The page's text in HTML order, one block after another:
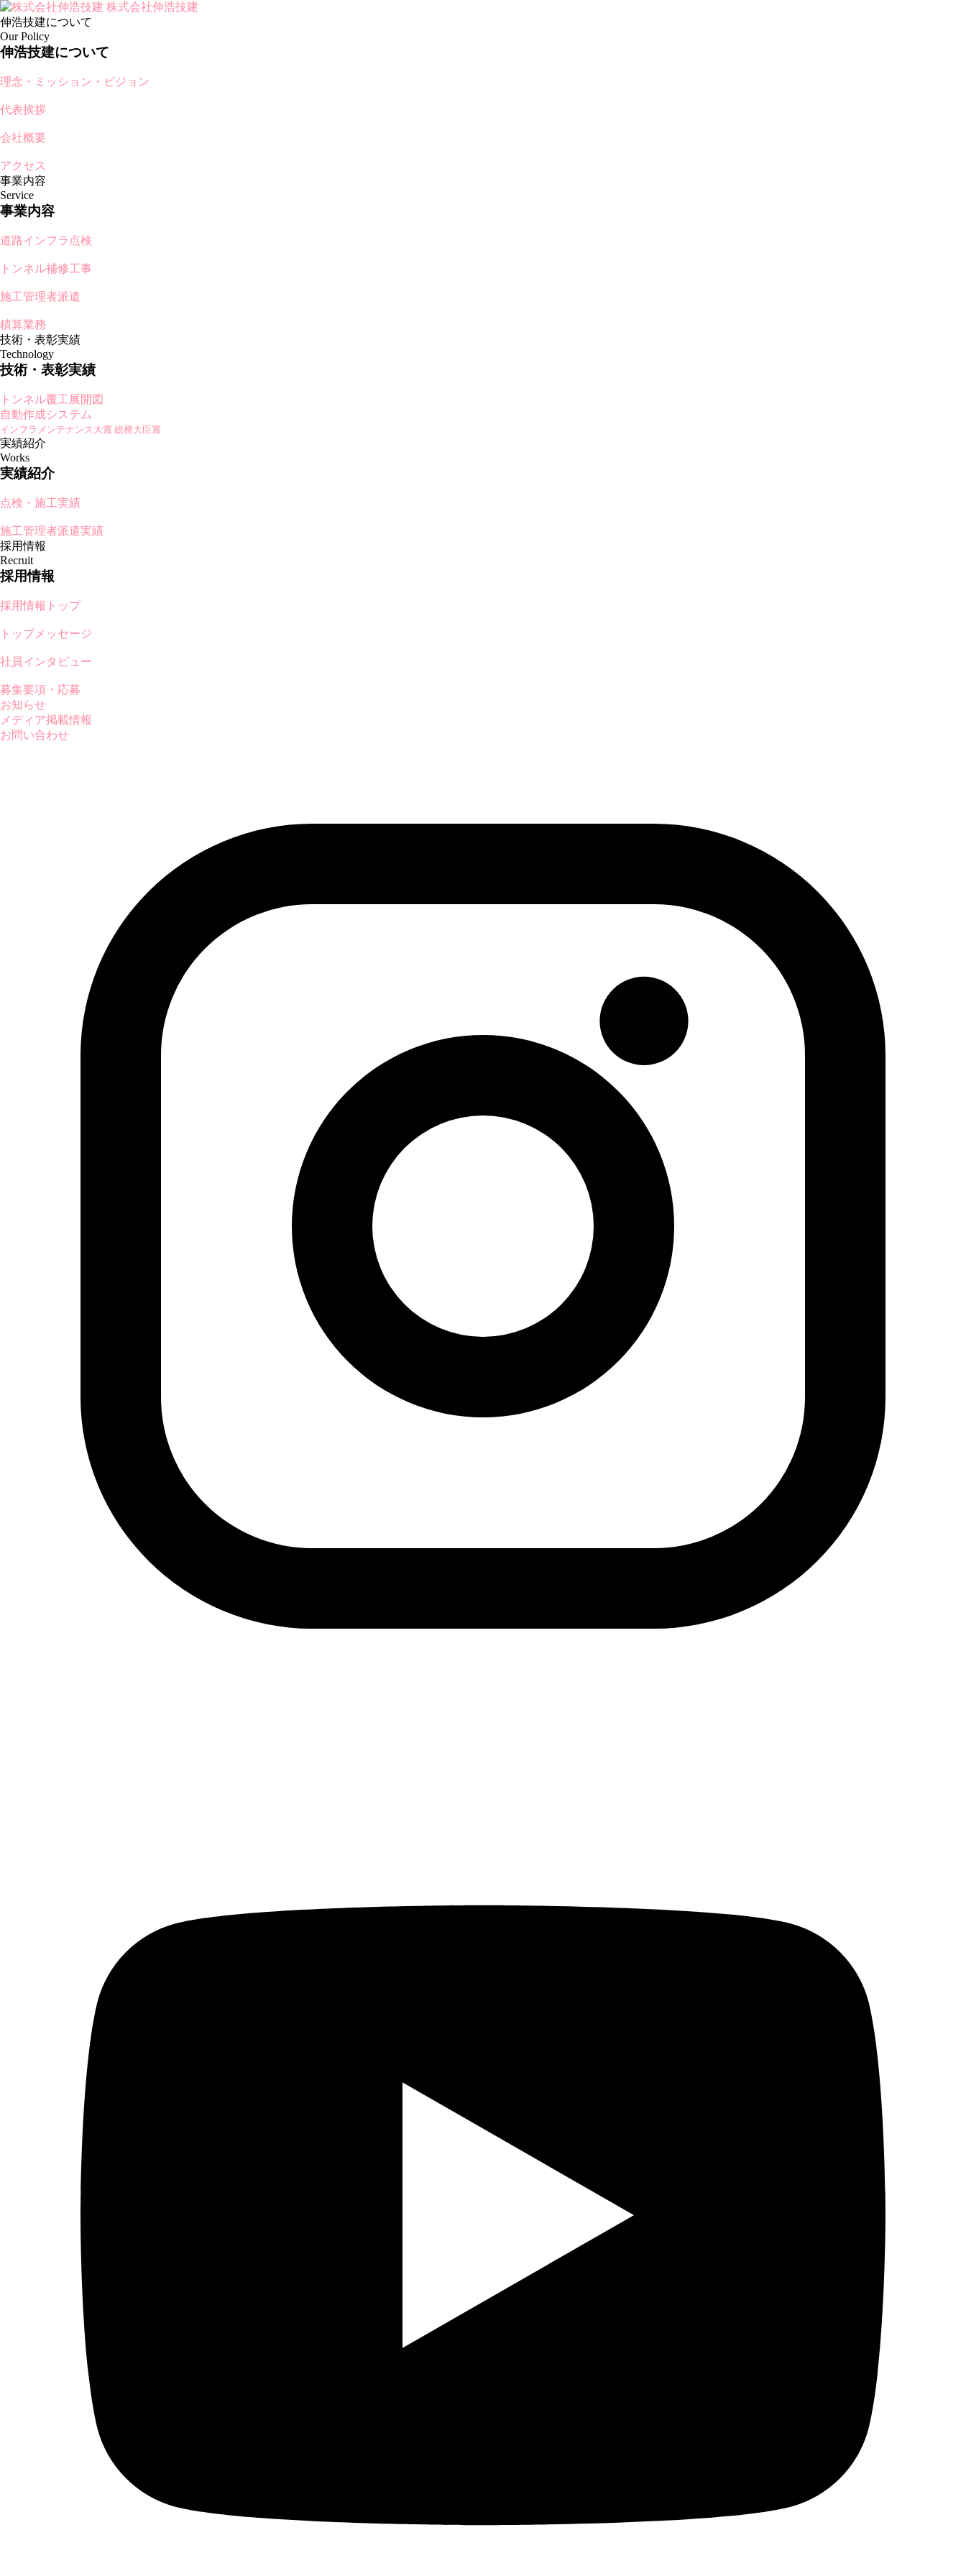
株式会社伸浩技建
伸浩技建について
Our Policy
伸浩技建について
理念・ミッション・ビジョン
代表挨拶
会社概要
アクセス
事業内容
Service
事業内容
道路インフラ点検
トンネル補修工事
施工管理者派遣
積算業務
技術・表彰実績
Technology
技術・表彰実績
トンネル覆工展開図
自動作成システム
インフラメンテナンス大賞 総務大臣賞
実績紹介
Works
実績紹介
点検・施工実績
施工管理者派遣実績
採用情報
Recruit
採用情報
採用情報トップ
トップメッセージ
社員インタビュー
募集要項・応募
お知らせ
メディア掲載情報
お問い合わせ